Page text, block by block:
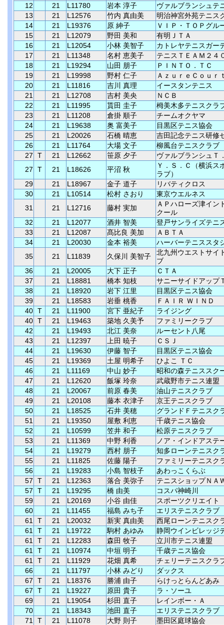
12
21 L11780 岩本 淳子
ヴァルブランシュテ
13
21 L12576 竹内 真由美
明治神宮外苑テニス
14
21 L19376 原 紳子
ＶＩＰ・ＴＯＰグル
15
21 L12079 野田 美和
有明ＪＴＡ
16
21 L12054 小林 美智子
カトレヤテニスガー
17
21 L11348 名村 恵美子
テニスＴＥＡＭ２４
18
21 L19294 山田 朋子
ＰＩＮＴＯ．ＴＣ
19
21 L19998 野村 仁子
ＡｚｕｒｅＣｏｕｒ
20
21 L11816 吉川 真理
イースタンテニス
21
21 L12708 吉村 美央
ＮＣＢ
22
21 L11995 貰田 圭子
栂美木多テニスクラ
23
21 L11208 倉掛 順子
チームオクヤマ
24
21 L19638 奥 富美子
目黒区テニス協会
25
21 L20026 石橋 晴恵
吉田記念テニス研修
26
21 L11764 大場 文子
柳風台テニスクラブ
27
T 21 L12662 笹原 夕子
ヴァルブランシュＴ
27
T 21 L18626 平沼 秋
Ｙ．Ｓ．Ｃ（横浜ス
ラブ）
29
21 L18967 金子 道子
リバティクロス
30
21 L10514 松村 さおり
東京ウエルネス
31
21 L12716 藤村 実加
ＡＰハローズ津イン
クール
32
21 L12077 酒井 智美
登戸サンライズテニ
33
21 L12087 髙比良 美加
ＡＢＴＡ
34
21 L20030 金本 裕美
ハーバーテニススタ
35
21 L11839 久保川 美智子
北九州ウエストサイ
ブ
36
21 L20005 大下 正子
ＣＴＡ
37
21 L18881 橋本 知枝
サニーサイドアップ
38
21 L18920 岩下 江里
目黒区テニス協会
39
21 L18583 岩垂 桃香
ＦＡＩＲ ＷＩＮＤ
40 T 21 L11900 宮下 亜紀子
ライジング
40 T 21 L19463 築地 久美予
ファミリークラブ
42
21 L19493 北江 美奈
ルーセント八尾
43
21 L12397 上田 暁子
ＣＳＪ
44
21 L19630 伊藤 智子
目黒区テニス協会
45
21 L19369 土屋 明希子
ひよこ ＴＣ
46
21 L11169 中山 妙子
昭和の森テニススク
47
21 L12620 飯塚 玲奈
武蔵野市テニス連盟
48
21 L20067 前原 春美
油山テニスクラブ
49
21 L20108 藤本 衣津子
京王テニスクラブ
50
21 L18525 石井 美穂
グランドＦテニスク
51
21 L19350 屋敷 利恵
千歳テニス協会
52
21 L10599 笠井 和子
松原テニスクラブ
53
21 L11369 中野 利香
ノア・インドアステ
54
21 L19279 西村 朋子
知多ローンテニスク
55
21 L11825 佐藤 陽子
ファミリーテニスク
56
21 L19283 小島 智枝子
あわっこくらぶ
57
T 21 L12363 落合 美弥子
テニスショップＮＡ
57
T 21 L19295 橋 由美
コスパ神崎川
59
21 L20169 小谷 由佳
スポーツクリエイト
60
21 L11455 福島 みち子
エリステニスクラブ
61
T 21 L20032 新実 真由美
西尾ローンテニスク
61
T 21 L19722 駒村 あゆみ
静岡ウインビレッジ
61
T 21 L12283 森田 牧子
立川市テニス連盟
61
T 21 L10974 中垣 明子
千歳テニス協会
61
T 21 L11929 花畑 真希
チェリーテニスクラ
66
21 L11797 小林 みどり
ダックス
67
T 21 L18376 勝浦 由子
らけっとらんどあみ
67
T 21 L19227 原田 貴子
ラ・ソーユ
69
21 L19054 杉田 直子
レインボー・Ａ
70
21 L18343 池田 直子
エリステニスクラブ
71
T 21 L11078 大野 則子
墨田区庭球協会